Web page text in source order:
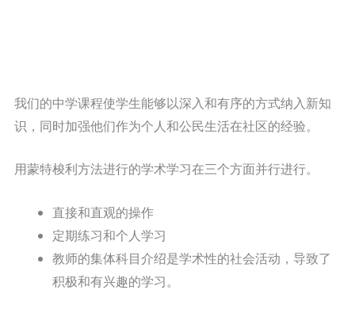
我们的中学课程使学生能够以深入和有序的方式纳入新知
识，同时加强他们作为个人和公民生活在社区的经验。
用蒙特梭利方法进行的学术学习在三个方面并行进行。
直接和直观的操作
定期练习和个人学习
教师的集体科目介绍是学术性的社会活动，导致了
积极和有兴趣的学习。